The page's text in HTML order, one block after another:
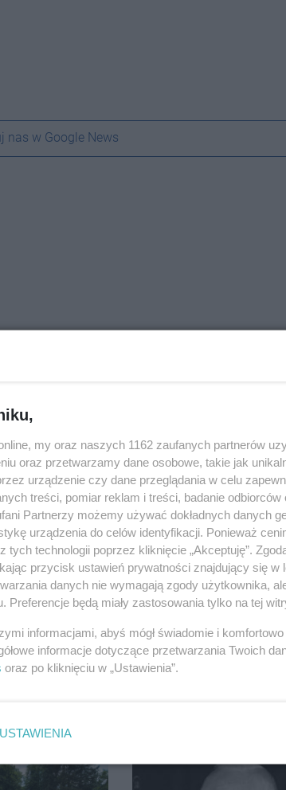
nas w Google News
radiowóz na
ciągłej tuż
Zmiany dla
na trasie Rojewo-
Inowrocław
Kujawy. 15
się w
Inowrocławia
my oraz naszych 1162 zaufanych partnerów
oraz przetwarzamy dane osobowe, takie jak
urządzenie czy dane przeglądania w celu
treści, pomiar reklam i treści, badanie odbiorców
Partnerzy możemy używać dokładnych danych
urządzenia do celów identyfikacji. Ponieważ
tych technologii poprzez kliknięcie „Akceptuję”.
przycisk ustawień prywatności znajdujący się w
danych nie wymagają zgody użytkownika,
Preferencje będą miały zastosowania tylko na tej
informacjami, abyś mógł świadomie i
informacje dotyczące przetwarzania Twoich
oraz po kliknięciu w „Ustawienia”.
USTAWIENIA